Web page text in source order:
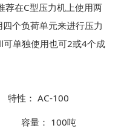
荐在C型压力机上使用两
个负荷单元来进行压力
单独使用也可2或4个成
AC-100
量： 100吨